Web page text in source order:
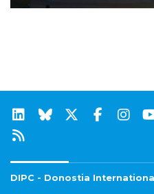
DIPC - Donostia